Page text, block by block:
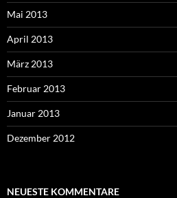
Mai 2013
April 2013
März 2013
Februar 2013
Januar 2013
Dezember 2012
NEUESTE KOMMENTARE